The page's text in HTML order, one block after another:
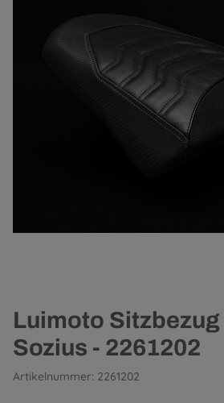
Luimoto
Sozius - 2261202
Artikelnummer: 2261202